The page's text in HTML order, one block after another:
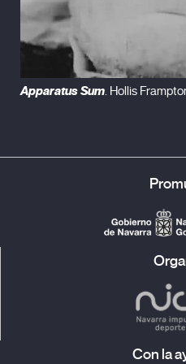
Apparatus Sum. Hollis
Con la